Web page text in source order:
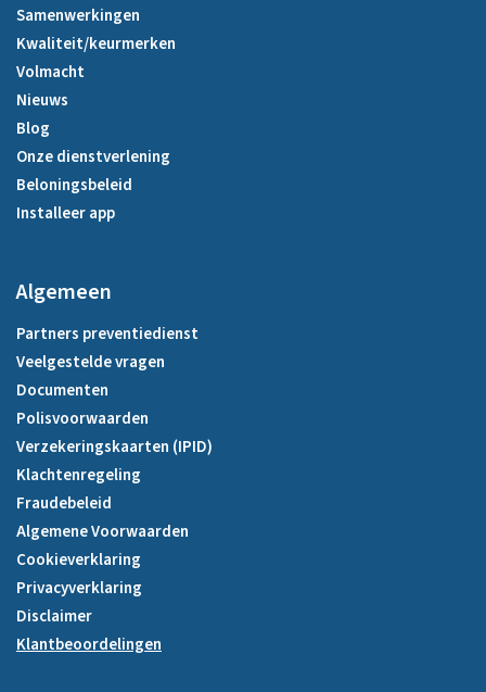
Samenwerkingen
Kwaliteit/keurmerken
Volmacht
Nieuws
Blog
Onze dienstverlening
Beloningsbeleid
Installeer app
Algemeen
Partners preventiedienst
Veelgestelde vragen
Documenten
Polisvoorwaarden
Verzekeringskaarten (IPID)
Klachtenregeling
Fraudebeleid
Algemene Voorwaarden
Cookieverklaring
Privacyverklaring
Disclaimer
Klantbeoordelingen